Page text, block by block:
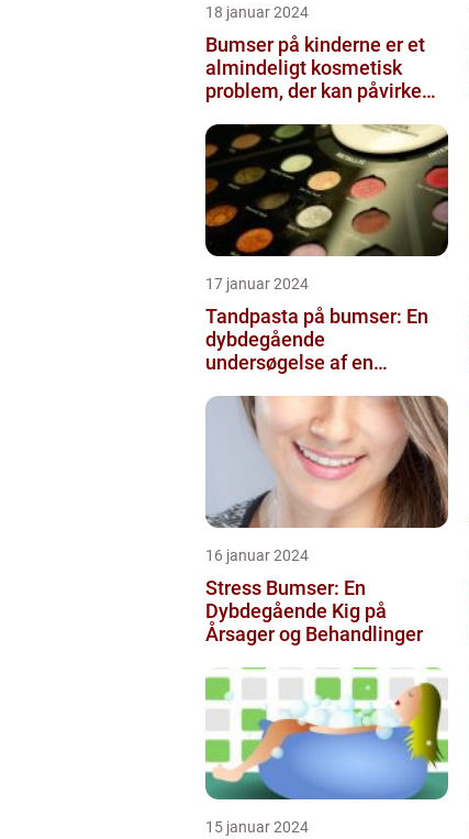
18 januar 2024
Bumser på kinderne er et
almindeligt kosmetisk
problem, der kan påvirke
17 januar 2024
Tandpasta på bumser: En
dybdegående
undersøgelse af en
skønhedsanbefaling
16 januar 2024
Stress Bumser: En
Dybdegående Kig på
Årsager og Behandlinger
15 januar 2024